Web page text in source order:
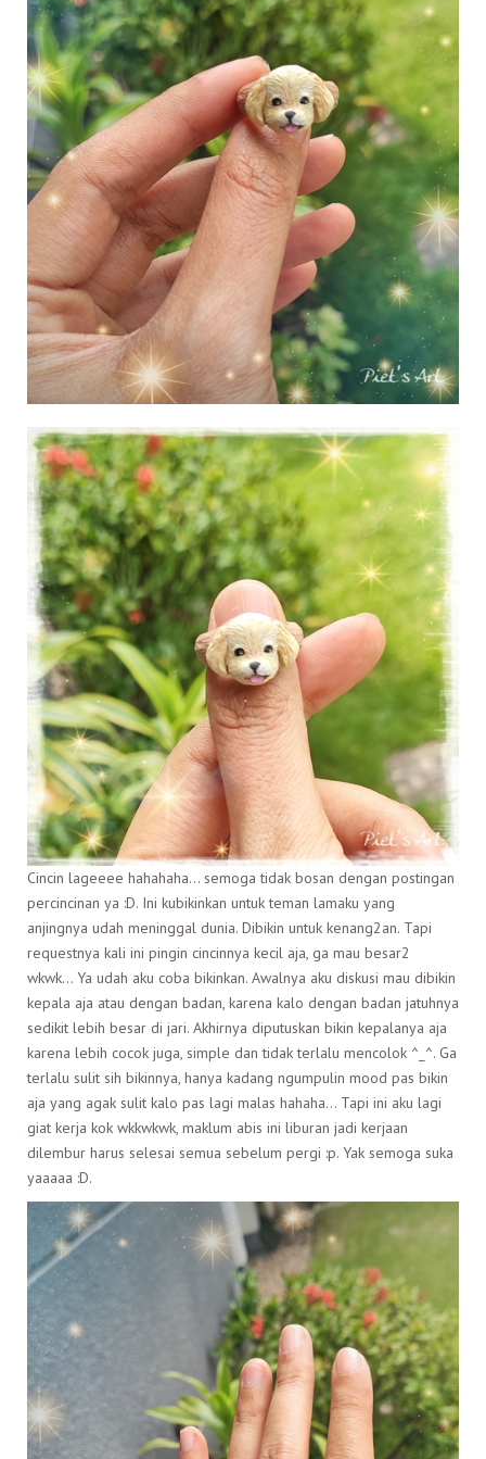
Cincin lageeee hahahaha… semoga tidak bosan dengan postingan
percincinan ya :D. Ini kubikinkan untuk teman lamaku yang
anjingnya udah meninggal dunia. Dibikin untuk kenang2an. Tapi
requestnya kali ini pingin cincinnya kecil aja, ga mau besar2
wkwk… Ya udah aku coba bikinkan. Awalnya aku diskusi mau dibikin
kepala aja atau dengan badan, karena kalo dengan badan jatuhnya
sedikit lebih besar di jari. Akhirnya diputuskan bikin kepalanya aja
karena lebih cocok juga, simple dan tidak terlalu mencolok ^_^. Ga
terlalu sulit sih bikinnya, hanya kadang ngumpulin mood pas bikin
aja yang agak sulit kalo pas lagi malas hahaha… Tapi ini aku lagi
giat kerja kok wkkwkwk, maklum abis ini liburan jadi kerjaan
dilembur harus selesai semua sebelum pergi :p. Yak semoga suka
yaaaaa :D.